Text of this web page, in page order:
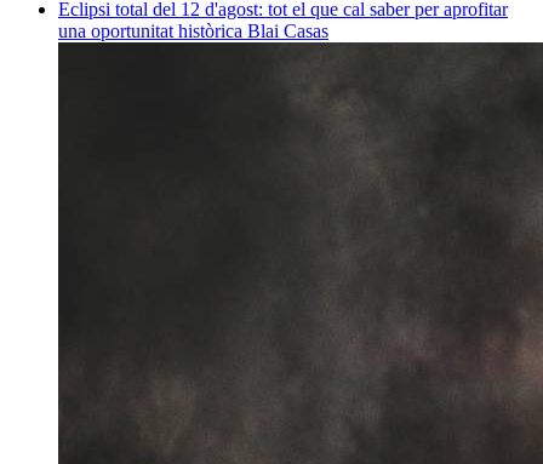
Eclipsi total del 12 d'agost: tot el que cal saber per aprofitar
una oportunitat històrica Blai Casas